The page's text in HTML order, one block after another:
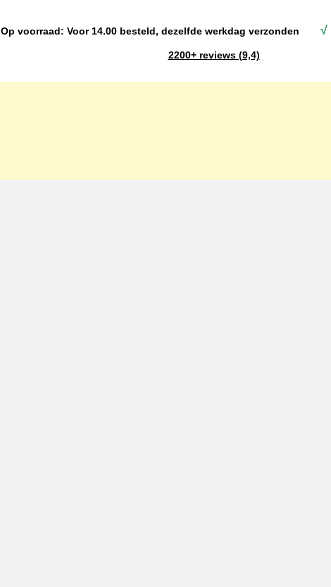
Op voorraad: Voor 14.00 besteld, dezelfde werkdag verzonden √
2200+ reviews (9,4)